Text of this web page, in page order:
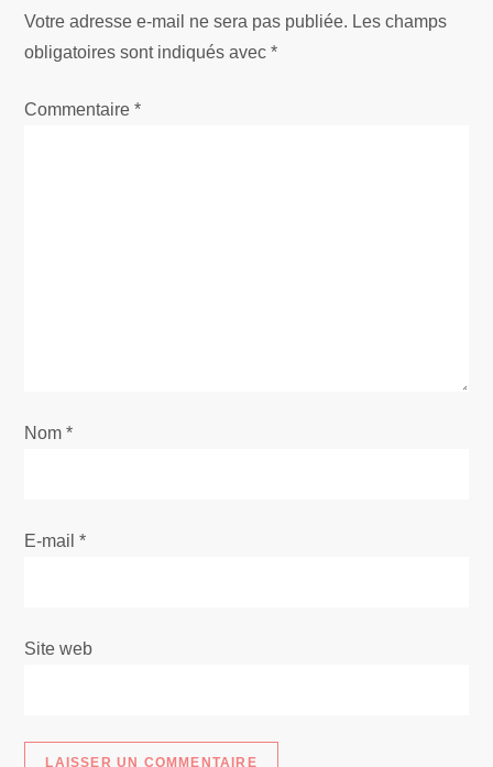
a
t
i
’
r
l
Votre adresse e-mail ne sera pas publiée. Les champs
obligatoires sont indiqués avec*
Commentaire*
Nom*
E-mail*
Site web